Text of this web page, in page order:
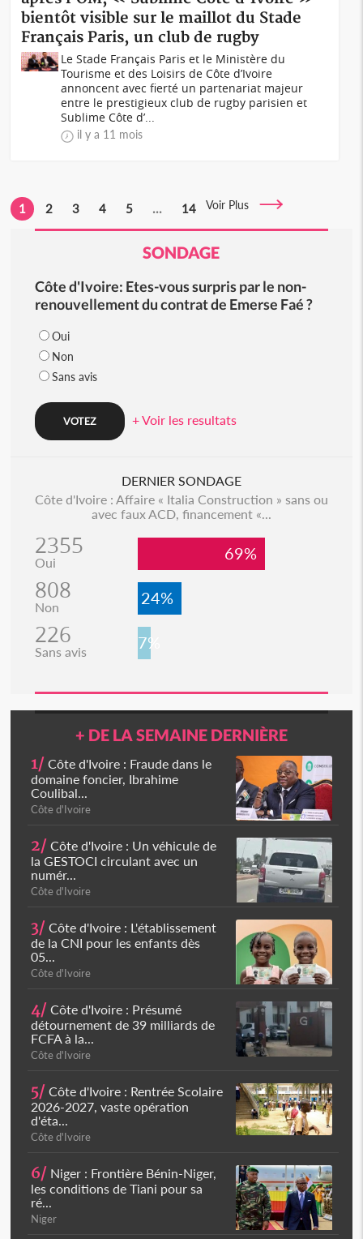
bientôt visible sur le maillot du Stade
Français Paris, un club de rugby
Le Stade Français Paris et le Ministère du
Tourisme et des Loisirs de Côte d’Ivoire
annoncent avec fierté un partenariat majeur
entre le prestigieux club de rugby parisien et
Sublime Côte d’...
il y a 11 mois
1 2 3 4 5 ... 14 Voir Plus
SONDAGE
Côte d'Ivoire: Etes-vous surpris par le non-
renouvellement du contrat de Emerse Faé ?
Oui
Non
Sans avis
+ Voir les resultats
DERNIER SONDAGE
Côte d'Ivoire : Affaire « Italia Construction » sans ou
avec faux ACD, financement «...
2355
Oui 69%
808
Non 24%
226
Sans avis 7%
+ DE LA SEMAINE DERNIÈRE
1/ Côte d'Ivoire : Fraude dans le
domaine foncier, Ibrahime
Coulibal...
Côte d'Ivoire
2/ Côte d'Ivoire : Un véhicule de
la GESTOCI circulant avec un
numér...
Côte d'Ivoire
3/ Côte d'Ivoire : L'établissement
de la CNI pour les enfants dès
05...
Côte d'Ivoire
4/ Côte d'Ivoire : Présumé
détournement de 39 milliards de
FCFA à la...
Côte d'Ivoire
5/ Côte d'Ivoire : Rentrée Scolaire
2026-2027, vaste opération
d'éta...
Côte d'Ivoire
6/ Niger : Frontière Bénin-Niger,
les conditions de Tiani pour sa
ré...
Niger